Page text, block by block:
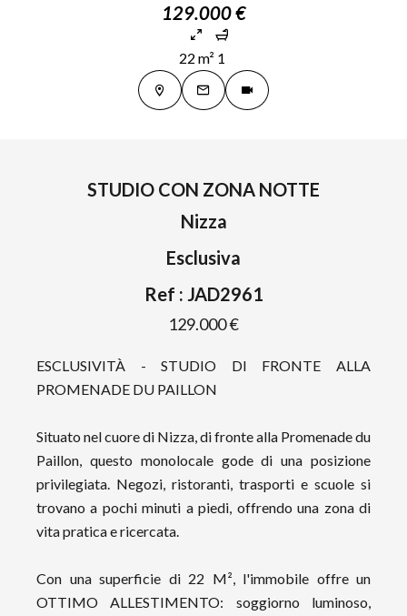
129.000 €
22 m² 1
STUDIO CON ZONA NOTTE
Nizza
Esclusiva
Ref : JAD2961
129.000 €
ESCLUSIVITÀ - STUDIO DI FRONTE ALLA
PROMENADE DU PAILLON
Situato nel cuore di Nizza, di fronte alla Promenade du
Paillon, questo monolocale gode di una posizione
privilegiata. Negozi, ristoranti, trasporti e scuole si
trovano a pochi minuti a piedi, offrendo una zona di
vita pratica e ricercata.
Con una superficie di 22 M², l'immobile offre un
OTTIMO ALLESTIMENTO: soggiorno luminoso,